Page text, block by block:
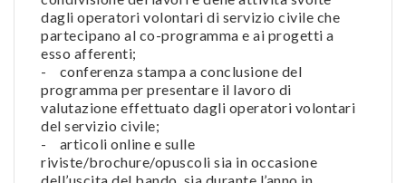
dagli operatori volontari di servizio civile che
partecipano al co-programma e ai progetti a
esso afferenti;
- conferenza stampa a conclusione del
programma per presentare il lavoro di
valutazione effettuato dagli operatori volontari
del servizio civile;
- articoli online e sulle
riviste/brochure/opuscoli sia in occasione